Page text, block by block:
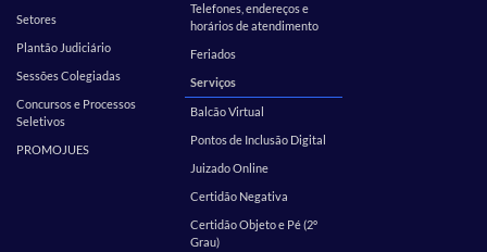
Setores
Plantão Judiciário
Sessões Colegiadas
Concursos e Processos
Seletivos
PROMOJUES
Telefones, endereços e
horários de atendimento
Feriados
Serviços
Balcão Virtual
Pontos de Inclusão Digital
Juizado Online
Certidão Negativa
Certidão Objeto e Pé (2º
Grau)